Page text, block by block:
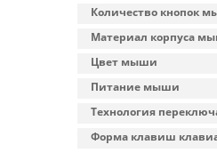
Количество кнопок
Материал корпуса
Цвет мыши
Питание мыши
Технология
Форма клавиш